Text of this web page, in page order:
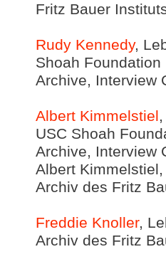
Fritz Bauer
Rudy Kennedy,
Shoah
Archive, Interview
Albert Kimmelstiel
USC Shoah
Archive, Interview
Albert
Archiv des Fritz
Freddie Knoller,
Archiv des Fritz